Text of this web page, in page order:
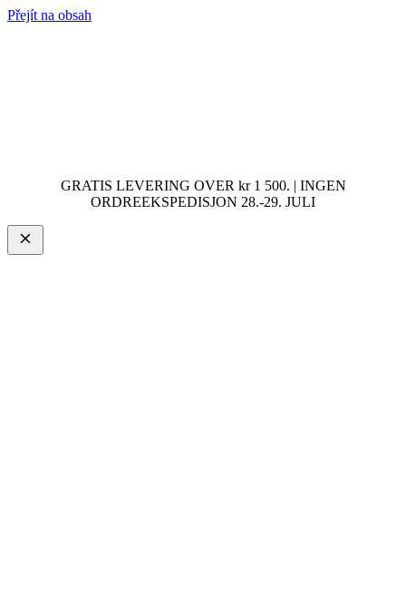
Přejít na obsah
GRATIS LEVERING OVER kr 1 500. | INGEN
ORDREEKSPEDISJON 28.-29. JULI